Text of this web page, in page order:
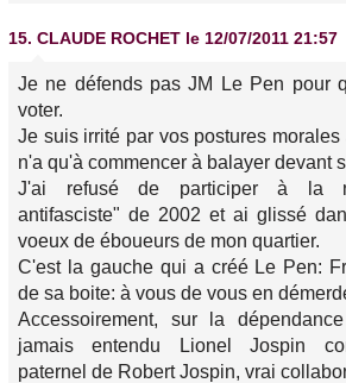
15. CLAUDE ROCHET le 12/07/2011 21:57
Je ne défends pas JM Le Pen pour
voter.
Je suis irrité par vos postures
n'a qu'à commencer à balayer devant
J'ai refusé de participer à la
antifasciste" de 2002 et ai glissé
voeux de éboueurs de mon quartier.
C'est la gauche qui a créé Le Pen:
de sa boite: à vous de vous en
Accessoirement, sur la
jamais entendu Lionel Jospin
paternel de Robert Jospin, vrai